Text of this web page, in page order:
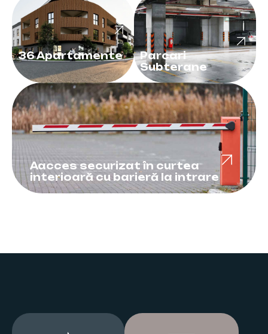
36 Apartamente
Parcari
Subterane
Aacces securizat în curtea
interioară cu barieră la intrare